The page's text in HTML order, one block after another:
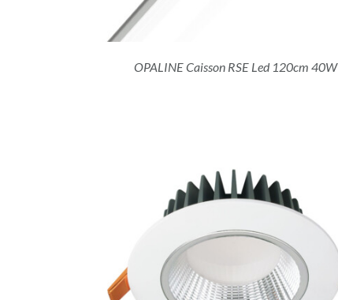
OPALINE Caisson RSE Led 120cm 40W
DÉTAILS